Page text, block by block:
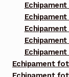
Echipament